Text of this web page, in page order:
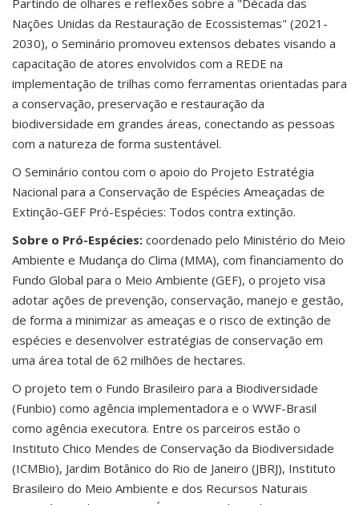
Nações Unidas da Restauração de Ecossistemas" (2021-
2030), o Seminário promoveu extensos debates visando a
capacitação de atores envolvidos com a REDE na
implementação de trilhas como ferramentas orientadas para
a conservação, preservação e restauração da
biodiversidade em grandes áreas, conectando as pessoas
com a natureza de forma sustentável.
O Seminário contou com o apoio do Projeto Estratégia
Nacional para a Conservação de Espécies Ameaçadas de
Extinção-GEF Pró-Espécies: Todos contra extinção.
Sobre o Pró-Espécies: coordenado pelo Ministério do Meio
Ambiente e Mudança do Clima (MMA), com financiamento do
Fundo Global para o Meio Ambiente (GEF), o projeto visa
adotar ações de prevenção, conservação, manejo e gestão,
de forma a minimizar as ameaças e o risco de extinção de
espécies e desenvolver estratégias de conservação em
uma área total de 62 milhões de hectares.
O projeto tem o Fundo Brasileiro para a Biodiversidade
(Funbio) como agência implementadora e o WWF-Brasil
como agência executora. Entre os parceiros estão o
Instituto Chico Mendes de Conservação da Biodiversidade
(ICMBio), Jardim Botânico do Rio de Janeiro (JBRJ), Instituto
Brasileiro do Meio Ambiente e dos Recursos Naturais